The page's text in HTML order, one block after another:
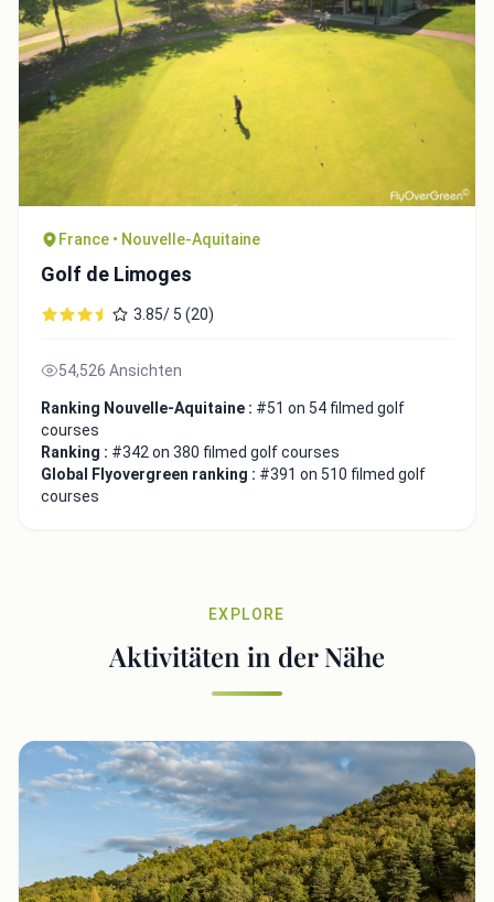
France • Nouvelle-Aquitaine
Golf de Limoges
3.85/ 5 (20)
54,526 Ansichten
Ranking Nouvelle-Aquitaine : #51 on 54 filmed golf
courses
Ranking : #342 on 380 filmed golf courses
Global Flyovergreen ranking : #391 on 510 filmed golf
courses
EXPLORE
Aktivitäten in der Nähe